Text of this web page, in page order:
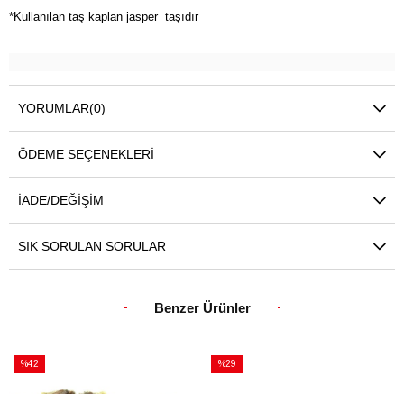
*Kullanılan taş kaplan jasper taşıdır
YORUMLAR(0)
ÖDEME SEÇENEKLERI
İADE/DEĞIŞIM
SIK SORULAN SORULAR
Benzer Ürünler
%42
%29